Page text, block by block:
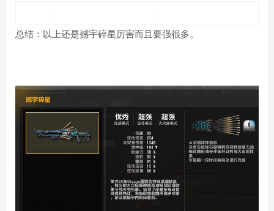
总结：以上还是撼宇碎星厉害而且要强很多。